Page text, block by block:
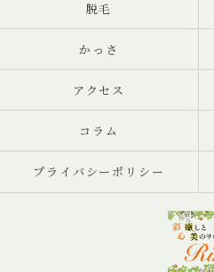
脱毛
かっさ
アクセス
コラム
プライバシーポリシー